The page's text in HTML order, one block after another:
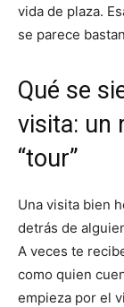
vida de plaza.
se parece
Qué se
visita: un
“tour”
Una visita bien
detrás de
A veces te
como quien
empieza por el